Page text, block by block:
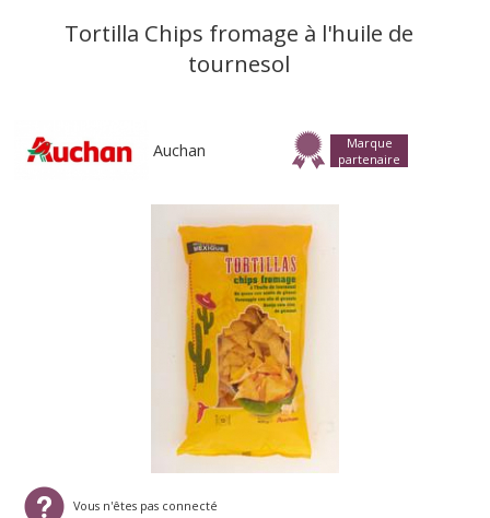
Tortilla Chips fromage à l'huile de
tournesol
Auchan
Marque
partenaire
Vous n'êtes pas connecté